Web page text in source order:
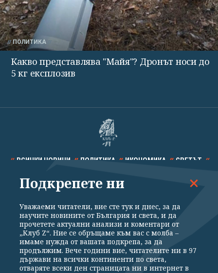
ПОЛИТИКА
Какво представлява "Майя"? Дронът носи до
5 кг експлозив
ВСИЧКИ НОВИНИ ПОЛИТИКА ИКОНОМИКА СВЕТЪТ
СПОРТ КУЛТУРА ТЕХНОЛОГИИ КАЛЕЙДОСКОП
Общи условия
Политика за поверителност
Реклама
Партньори Контакти За Клуб Z
Подкрепете ни
Уважаеми читатели, вие сте тук и днес, за да
научите новините от България и света, и да
прочетете актуални анализи и коментари от
„Клуб Z“. Ние се обръщаме към вас с молба –
имаме нужда от вашата подкрепа, за да
продължим. Вече години вие, читателите ни в 97
държави на всички континенти по света,
отваряте всеки ден страницата ни в интернет в